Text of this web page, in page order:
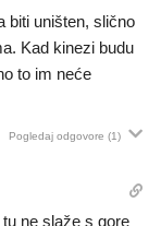
biti uništen, slično
Kad kinezi budu
to im neće
Pogledaj odgovore (1)
ne slaže s gore